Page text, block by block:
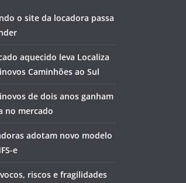
o site da locadora passa
aquecido leva Localiza
Caminhões ao Sul
de dois anos ganham
no mercado
adotam novo modelo
e
riscos e fragilidades